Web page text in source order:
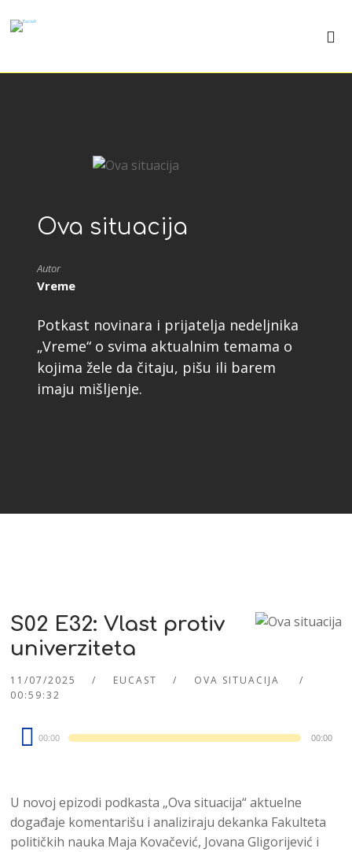
Ova situacija
Autor
Vreme
Potkast novinara i prijatelja nedeljnika
„Vreme“ o svima aktualnim temama o
kojima žele da čitaju, pišu ili barem
imaju mišljenje.
S02 E32: Vlast protiv
univerziteta
11/07/2025 EUCAST
OVA SITUACIJA
00:59:32
Audio
Player
00:00 00:00
U novoj epizodi podkasta „Ova situacija“ aktuelne
događaje komentarišu i analiziraju dekanka Fakulteta
političkih nauka Maja Kovačević, Jovana Gligorijević i